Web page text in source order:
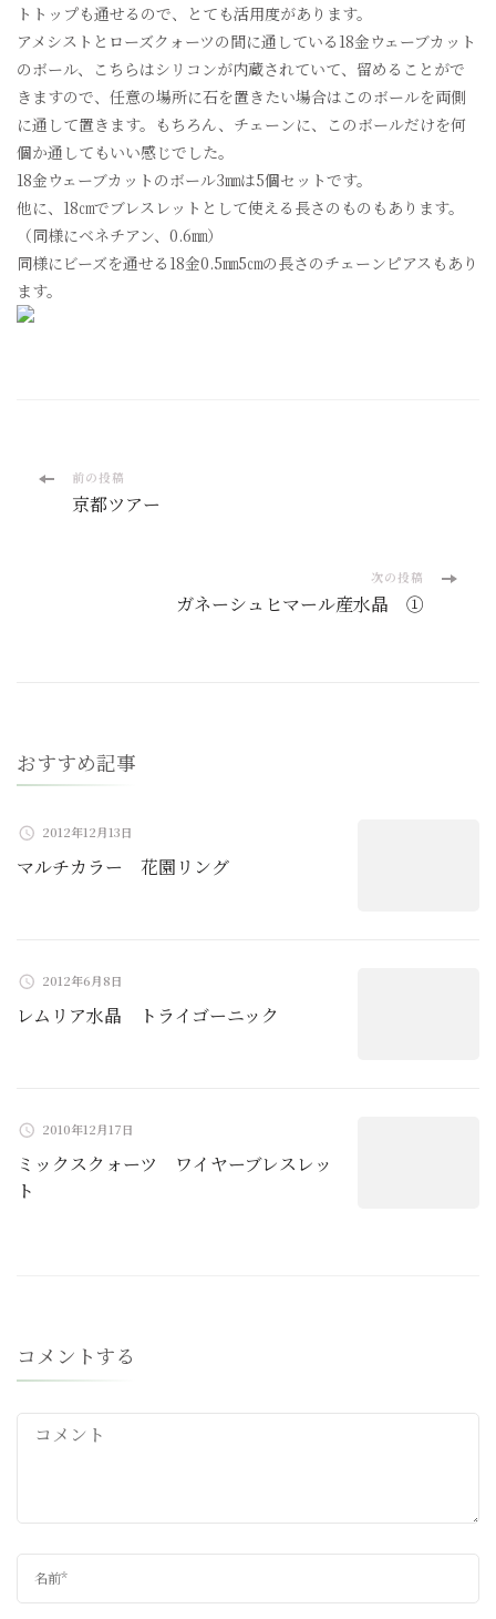
トトップも通せるので、とても活用度があります。
アメシストとローズクォーツの間に通している18金ウェーブカット
のボール、こちらはシリコンが内蔵されていて、留めることがで
きますので、任意の場所に石を置きたい場合はこのボールを両側
に通して置きます。もちろん、チェーンに、このボールだけを何
個か通してもいい感じでした。
18金ウェーブカットのボール3㎜は5個セットです。
他に、18㎝でブレスレットとして使える長さのものもあります。
（同様にベネチアン、0.6㎜）
同様にビーズを通せる18金0.5㎜5㎝の長さのチェーンピアスもあり
ます。
投
シ
ョ
ン
前の投稿
京都ツアー
次の投稿
ガネーシュヒマール産水晶 ①
おすすめ記事
2012年12月13日
マルチカラー 花園リング
2012年6月8日
レムリア水晶 トライゴーニック
2010年12月17日
ミックスクォーツ ワイヤーブレスレッ
ト
コメントする